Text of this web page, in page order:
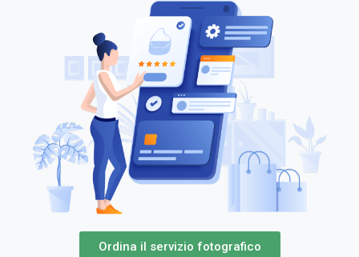
Ordina il servizio fotografico